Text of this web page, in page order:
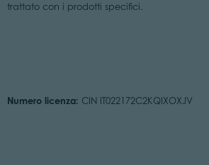
trattato con i prodotti specifici.
Numero licenza: CIN IT022172C2KQIXOXJV